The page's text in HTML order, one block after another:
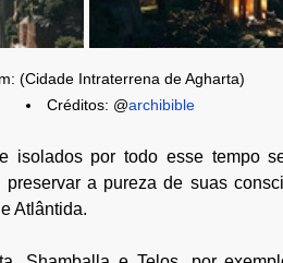
(Cidade Intraterrena de Agharta)
Créditos: @archibible
isolados por todo esse tempo
a pureza de suas
Atlântida.